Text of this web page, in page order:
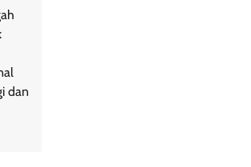
dan